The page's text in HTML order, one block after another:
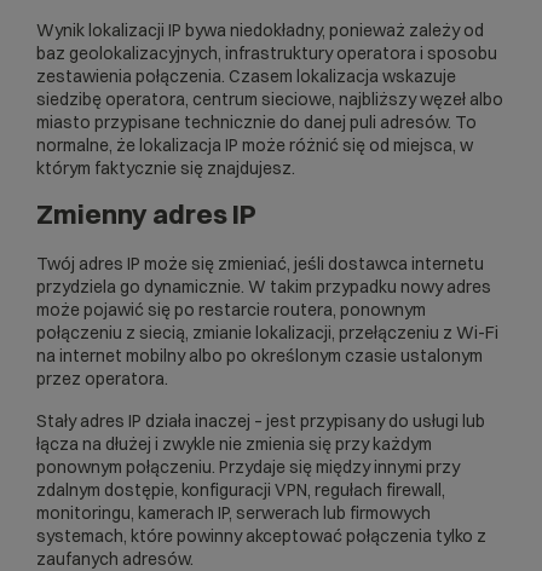
Wynik lokalizacji IP bywa niedokładny, ponieważ zależy od
baz geolokalizacyjnych, infrastruktury operatora i sposobu
zestawienia połączenia. Czasem lokalizacja wskazuje
siedzibę operatora, centrum sieciowe, najbliższy węzeł albo
miasto przypisane technicznie do danej puli adresów. To
normalne, że lokalizacja IP może różnić się od miejsca, w
którym faktycznie się znajdujesz.
Zmienny adres IP
Twój adres IP może się zmieniać, jeśli dostawca internetu
przydziela go dynamicznie. W takim przypadku nowy adres
może pojawić się po restarcie routera, ponownym
połączeniu z siecią, zmianie lokalizacji, przełączeniu z Wi-Fi
na internet mobilny albo po określonym czasie ustalonym
przez operatora.
Stały adres IP działa inaczej – jest przypisany do usługi lub
łącza na dłużej i zwykle nie zmienia się przy każdym
ponownym połączeniu. Przydaje się między innymi przy
zdalnym dostępie, konfiguracji VPN, regułach firewall,
monitoringu, kamerach IP, serwerach lub firmowych
systemach, które powinny akceptować połączenia tylko z
zaufanych adresów.